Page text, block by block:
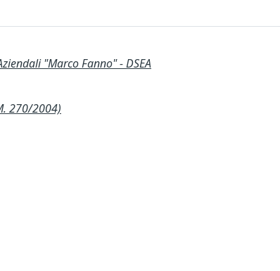
"Marco Fanno" - DSEA
270/2004)